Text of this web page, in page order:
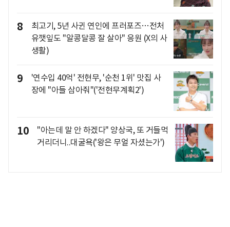
8
최고기, 5년 사귄 연인에 프러포즈…전처
유깻잎도 "알콩달콩 잘 살아" 응원 (X의 사
생활)
9
'연수입 40억' 전현무, '순천 1위' 맛집 사
장에 "아들 삼아줘"('전현무계획2')
10
"아는데 말 안 하겠다" 양상국, 또 거들먹
거리더니..대굴욕('왕은 무얼 자셨는가')